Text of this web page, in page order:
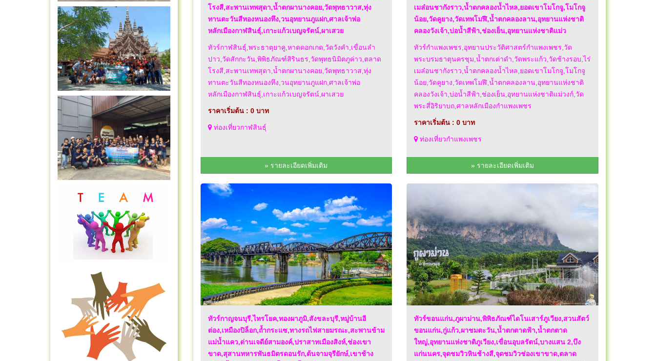
โรงสี,สะพานเทพสุดา,น้ำตกผานางคอย,วัดพุทธาวาส,ทุ่ง
ทานตะวันสีทองหนองทึง,วนอุทยานภูแฝก,ศาลเจ้าพ่อ
หลักเมืองกาฬสินธุ์,เกาะแก้วเบญจรัตน์,ผาเสวย
ทัวร์กาฬสินธุ์,พระธาตุยาคู,หาดดอกเกด,วัดวังคำ,เขื่อนลํา
ปาว,วัดสักกะวัน,พิพิธภัณฑ์สิรินธร,วัดพุทธนิมิตภูค่าว,ตลาด
โรงสี,สะพานเทพสุดา,น้ำตกผานางคอย,วัดพุทธาวาส,ทุ่ง
ทานตะวันสีทองหนองทึง,วนอุทยานภูแฝก,ศาลเจ้าพ่อ
หลักเมืองกาฬสินธุ์,เกาะแก้วเบญจรัตน์,ผาเสวย
ราคาเริ่มต้น : 0 บาท
ท่องเที่ยวกาฬสินธุ์
» รายละเอียดเพิ่มเติม
เมล๋อนชากังราว,น้ำตกคลองน้ำไหล,ยอดเขาโมโกจู,โมโกจู
น้อย,วัดคูยาง,วัดเทพโมฬี,น้ำตกคลองลาน,อุทยานแห่งชาติ
คลองวังเจ้า,บ่อน้ำสีฟ้า,ช่องเย็น,อุทยานแห่งชาติแม่ว
ทัวร์กำแพงเพชร,อุทยานประวัติศาสตร์กำแพงเพชร,วัด
พระบรมธาตุนครชุม,น้ำตกเต่าดํา,วัดพระแก้ว,วัดช้างรอบ,ไร่
เมล๋อนชากังราว,น้ำตกคลองน้ำไหล,ยอดเขาโมโกจู,โมโกจู
น้อย,วัดคูยาง,วัดเทพโมฬี,น้ำตกคลองลาน,อุทยานแห่งชาติ
คลองวังเจ้า,บ่อน้ำสีฟ้า,ช่องเย็น,อุทยานแห่งชาติแม่วงก์,วัด
พระสี่อิริยาบถ,ศาลหลักเมืองกำแพงเพชร
ราคาเริ่มต้น : 0 บาท
ท่องเที่ยวกำแพงเพชร
» รายละเอียดเพิ่มเติม
ทัวร์กาญจนบุรี,ไทรโยค,ทองผาภูมิ,สังขละบุรี,หมู่บ้านอี
ต่อง,เหมืองปิล็อก,ถ้ำกระแซ,ทางรถไฟสายมรณะ,สะพานข้าม
แม่น้ำแคว,ด่านเจดีย์สามองค์,ปราสาทเมืองสิงห์,ช่องเขา
ขาด,สุสานทหารพันธมิตรดอนรัก,ต้นจามจุรียักษ์,เขาช้าง
ทัวร์ขอนแก่น,ภูผาม่าน,พิพิธภัณฑ์ไดโนเสาร์ภูเวียง,สวนสัตว์
ขอนแก่น,กู่แก้ว,ผาชมตะวัน,น้ำตกตาดฟ้า,น้ำตกตาด
ใหญ่,อุทยานแห่งชาติภูเวียง,เขื่อนอุบลรัตน์,บางแสน 2,บึง
แก่นนคร,จุดชมวิวหินช้างสี,จุดชมวิวช่องเขาขาด,ตลาด